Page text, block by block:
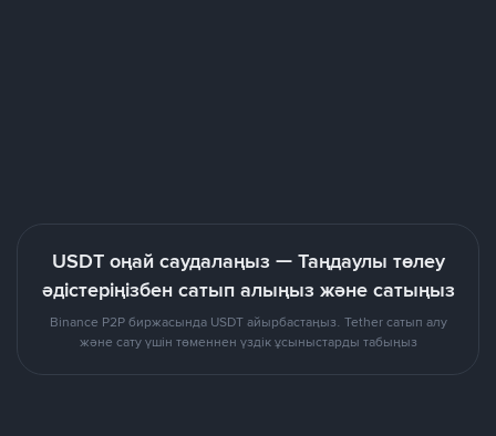
USDT оңай саудалаңыз — Таңдаулы төлеу
әдістеріңізбен сатып алыңыз және сатыңыз
Binance P2P биржасында USDT айырбастаңыз. Tether сатып алу
және сату үшін төменнен үздік ұсыныстарды табыңыз